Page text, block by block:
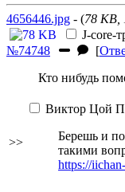
4656446.jpg - (78 KB,
J-core-
№74748
[
Кто нибудь
>>
Виктор Цой
Берешь и
такими
https://